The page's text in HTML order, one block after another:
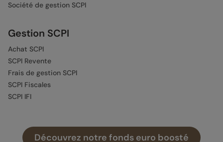
Découvrez notre fonds euro boosté
Société de gestion SCPI
Gestion SCPI
Achat SCPI
SCPI Revente
Frais de gestion SCPI
SCPI Fiscales
SCPI IFI
Autres guides